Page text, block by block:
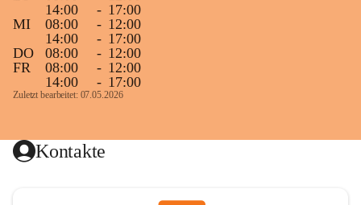
14:00
- 17:00
MI
08:00 - 12:00
14:00
- 17:00
DO
08:00 - 12:00
FR
08:00 - 12:00
14:00
- 17:00
Zuletzt bearbeitet: 07.05.2026
Kontakte